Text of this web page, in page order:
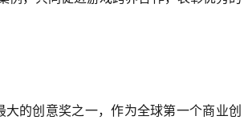
的创意奖之一，作为全球第一个商业创